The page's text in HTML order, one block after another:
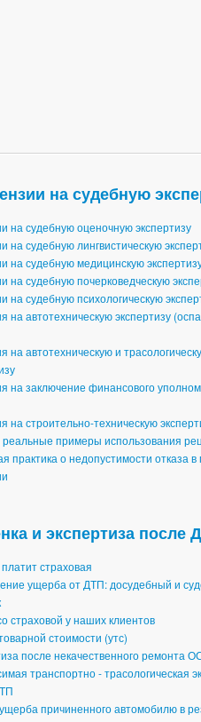
на судебную
на судебную оценочную экспертизу
на судебную лингвистическую
на судебную медицинскую
на судебную почерковедческую
на судебную психологическую
на автотехническую экспертизу
на автотехническую и
на заключение финансового
на строительно-техническую
примеры использования
практика о недопустимости отказа в
и экспертиза после
страховая
ущерба от ДТП: досудебный и
страховой у наших клиентов
стоимости (утс)
после некачественного ремонта
транспортно - трасологическая
причиненного автомобилю в